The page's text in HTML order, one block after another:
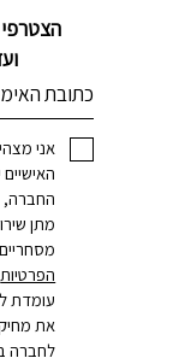
אני
החברה,
מתן
הפרטיות
עומדת
את
לחברה